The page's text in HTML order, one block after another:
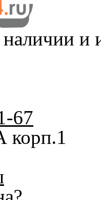
и
67
корп.1